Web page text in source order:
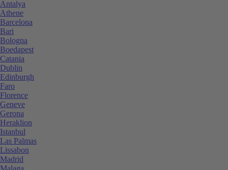
Antalya
Athene
Barcelona
Bari
Bologna
Boedapest
Catania
Dublin
Edinburgh
Faro
Florence
Geneve
Gerona
Heraklion
Istanbul
Las Palmas
Lissabon
Madrid
Malaga